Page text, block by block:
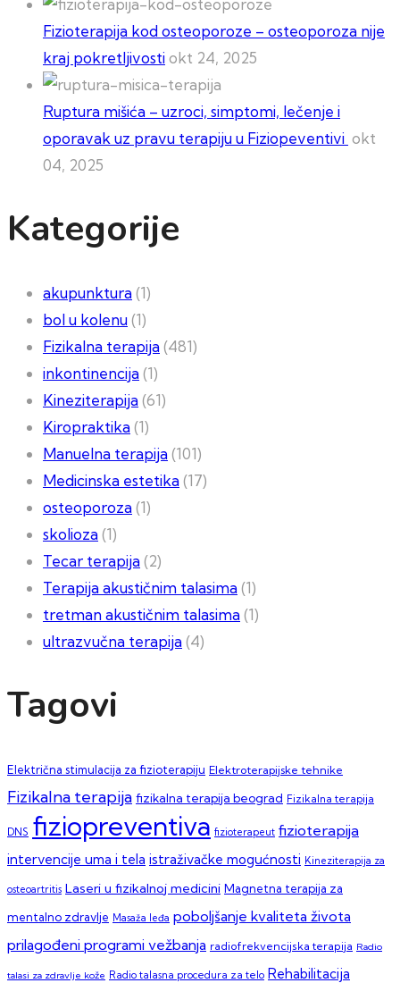
Fizioterapija kod osteoporoze – osteoporoza nije
kraj pokretljivostiokt 24, 2025
Ruptura mišića – uzroci, simptomi, lečenje i
oporavak uz pravu terapiju u Fiziopeventivi okt
04, 2025
Kategorije
akupunktura(1)
bol u kolenu(1)
Fizikalna terapija(481)
inkontinencija(1)
Kineziterapija(61)
Kiropraktika(1)
Manuelna terapija(101)
Medicinska estetika(17)
osteoporoza(1)
skolioza(1)
Tecar terapija(2)
Terapija akustičnim talasima(1)
tretman akustičnim talasima(1)
ultrazvučna terapija(4)
Tagovi
Električna stimulacija za fizioterapiju Elektroterapijske tehnike
Fizikalna terapija fizikalna terapija beograd Fizikalna terapija
DNS fiziopreventiva fizioterapeut fizioterapija
intervencije uma i tela istraživačke mogućnosti Kineziterapija za
osteoartritis Laseri u fizikalnoj medicini Magnetna terapija za
mentalno zdravlje Masaža leđa poboljšanje kvaliteta života
prilagođeni programi vežbanja radiofrekvencijska terapija Radio
talasi za zdravlje kože Radio talasna procedura za telo Rehabilitacija